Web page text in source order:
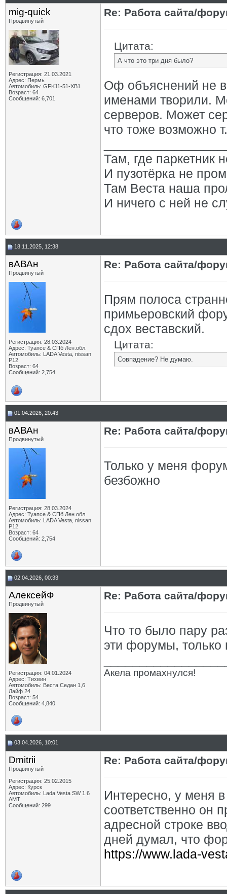
mig-quick
Продвинутый
Регистрация: 21.03.2021
Адрес: Пермь
Автомобиль: GFK11-51-ХВ1
Возраст: 64
Сообщений: 6,701
Re: Работа сайта/
Цитата:
А что это три дня было?
Оф объяснений не
именами творили.
серверов. Может
что тоже возможно
Там, где паркетник
И пузотёрка не
Там Веста наша
И ничего с ней не
18.11.2025, 12:38
вАВАн
Продвинутый
Регистрация: 28.03.2024
Адрес: Туапсе & СПб Лен.обл.
Автомобиль: LADA Vesta, nissan
P12
Возраст: 64
Сообщений: 2,754
Re: Работа сайта/
Прям полоса
примьеровский
сдох веставский.
Цитата:
Совпадение? Не думаю.
01.04.2026, 20:43
вАВАн
Продвинутый
Регистрация: 28.03.2024
Адрес: Туапсе & СПб Лен.обл.
Автомобиль: LADA Vesta, nissan
P12
Возраст: 64
Сообщений: 2,754
Re: Работа сайта/
Только у меня
безбожно
02.04.2026, 00:33
АлексейФ
Продвинутый
Регистрация: 04.01.2024
Адрес: Тихвин
Автомобиль: Веста Седан 1,6
Лайф 24
Возраст: 54
Сообщений: 4,840
Re: Работа сайта/
Что то было пару
эти форумы, только
Акела промахнулся!
03.04.2026, 10:01
Dmitrii
Продвинутый
Регистрация: 25.02.2015
Адрес: Курск
Автомобиль: Lada Vesta SW 1.6
АМТ
Сообщений: 299
Re: Работа сайта/
Интересно, у меня
соответственно он
адресной строке
дней думал, что
https://www.lada-